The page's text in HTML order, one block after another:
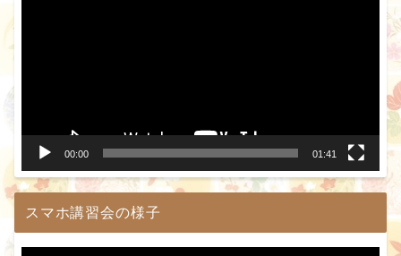
00:00 01:41
スマホ講習会の様子